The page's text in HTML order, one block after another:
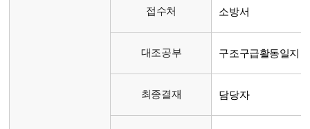
접수처 소방서
대조공부 구조구급활동일지
최종결재 담당자